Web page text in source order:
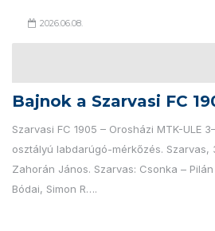
2026.06.08.
Bajnok a Szarvasi FC
Szarvasi FC 1905 – Orosházi MTK-ULE
osztályú labdarúgó-mérkőzés. Szarvas,
Zahorán János. Szarvas: Csonka – Pilán
Bódai, Simon R….